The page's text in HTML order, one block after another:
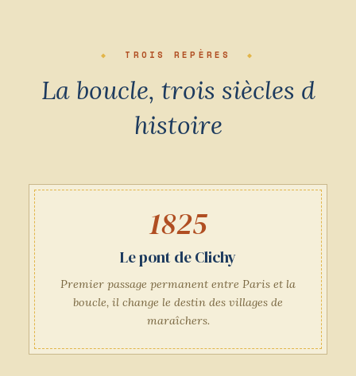
TROIS REPÈRES
La boucle, trois siècles d
histoire
1825
Le pont de Clichy
Premier passage permanent entre Paris et la
boucle, il change le destin des villages de
maraîchers.